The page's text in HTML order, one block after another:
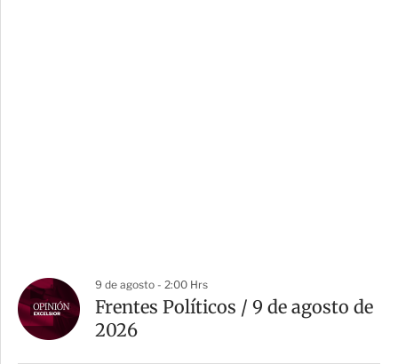
9 de agosto - 2:00 Hrs
Frentes Políticos / 9 de agosto de
2026